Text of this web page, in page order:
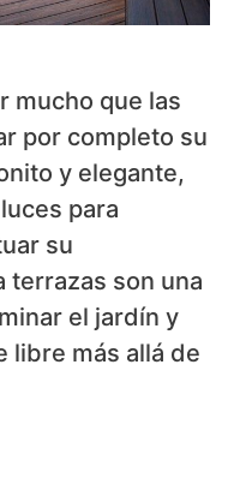
mucho que las
por completo su
y elegante,
para
su
terrazas son una
el jardín y
libre más allá de